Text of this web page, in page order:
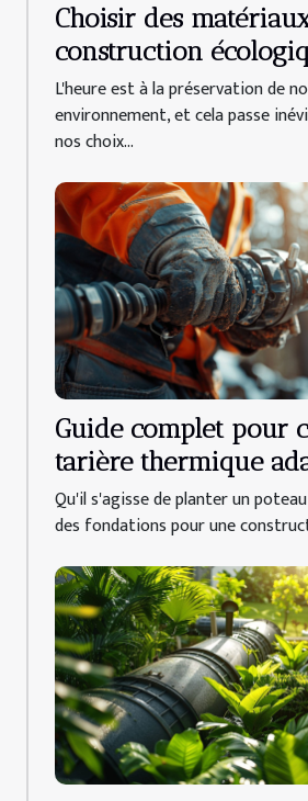
Choisir des
construction
une rénovation
L'heure est à la préservation de
environnement, et cela passe
nos choix...
Guide complet pour
tarière thermique
besoins
Qu'il s'agisse de planter un
des fondations pour une